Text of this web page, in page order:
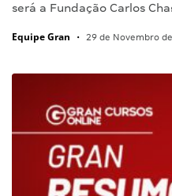
será a Fundação Carlos
Equipe Gran • 29 de Novembro